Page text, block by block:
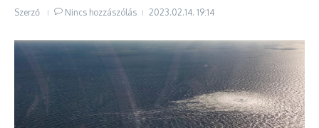
Szerző Nincs hozzászólás 2023.02.14. 19:14